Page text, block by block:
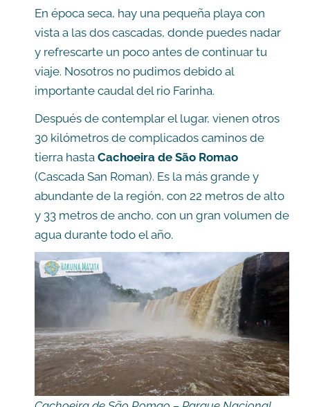
En época seca, hay una pequeña playa con
vista a las dos cascadas, donde puedes nadar
y refrescarte un poco antes de continuar tu
viaje. Nosotros no pudimos debido al
importante caudal del rio Farinha.
Después de contemplar el lugar, vienen otros
30 kilómetros de complicados caminos de
tierra hasta Cachoeira de São Romao
(Cascada San Roman). Es la más grande y
abundante de la región, con 22 metros de alto
y 33 metros de ancho, con un gran volumen de
agua durante todo el año.